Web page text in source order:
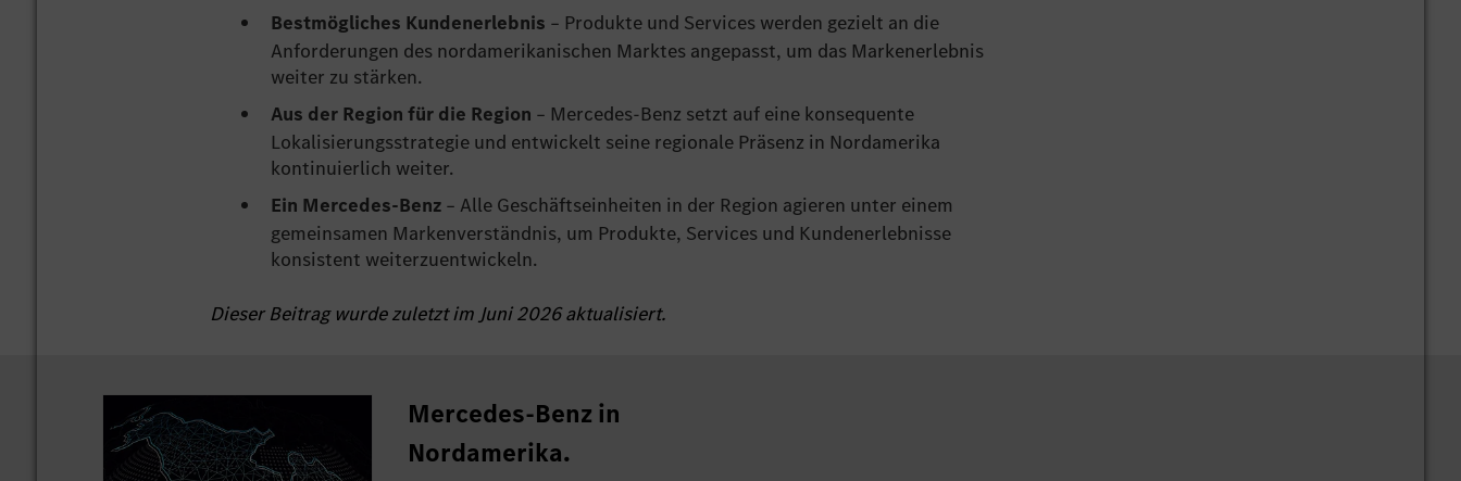
Bestmögliches Kundenerlebnis – Produkte und Services werden gezielt an die
Anforderungen des nordamerikanischen Marktes angepasst, um das Markenerlebnis
weiter zu stärken.
Aus der Region für die Region – Mercedes-Benz setzt auf eine konsequente
Lokalisierungsstrategie und entwickelt seine regionale Präsenz in Nordamerika
kontinuierlich weiter.
Ein Mercedes-Benz – Alle Geschäftseinheiten in der Region agieren unter einem
gemeinsamen Markenverständnis, um Produkte, Services und Kundenerlebnisse
konsistent weiterzuentwickeln.
Dieser Beitrag wurde zuletzt im Juni 2026 aktualisiert.
Mercedes-Benz in
Nordamerika.